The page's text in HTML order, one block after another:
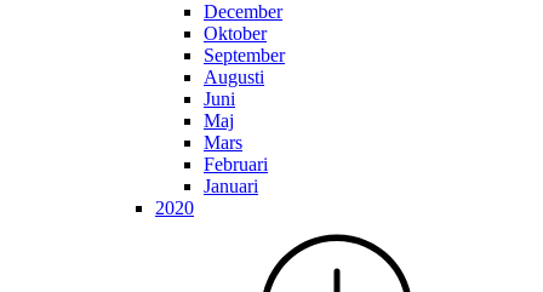
December
Oktober
September
Augusti
Juni
Maj
Mars
Februari
Januari
2020